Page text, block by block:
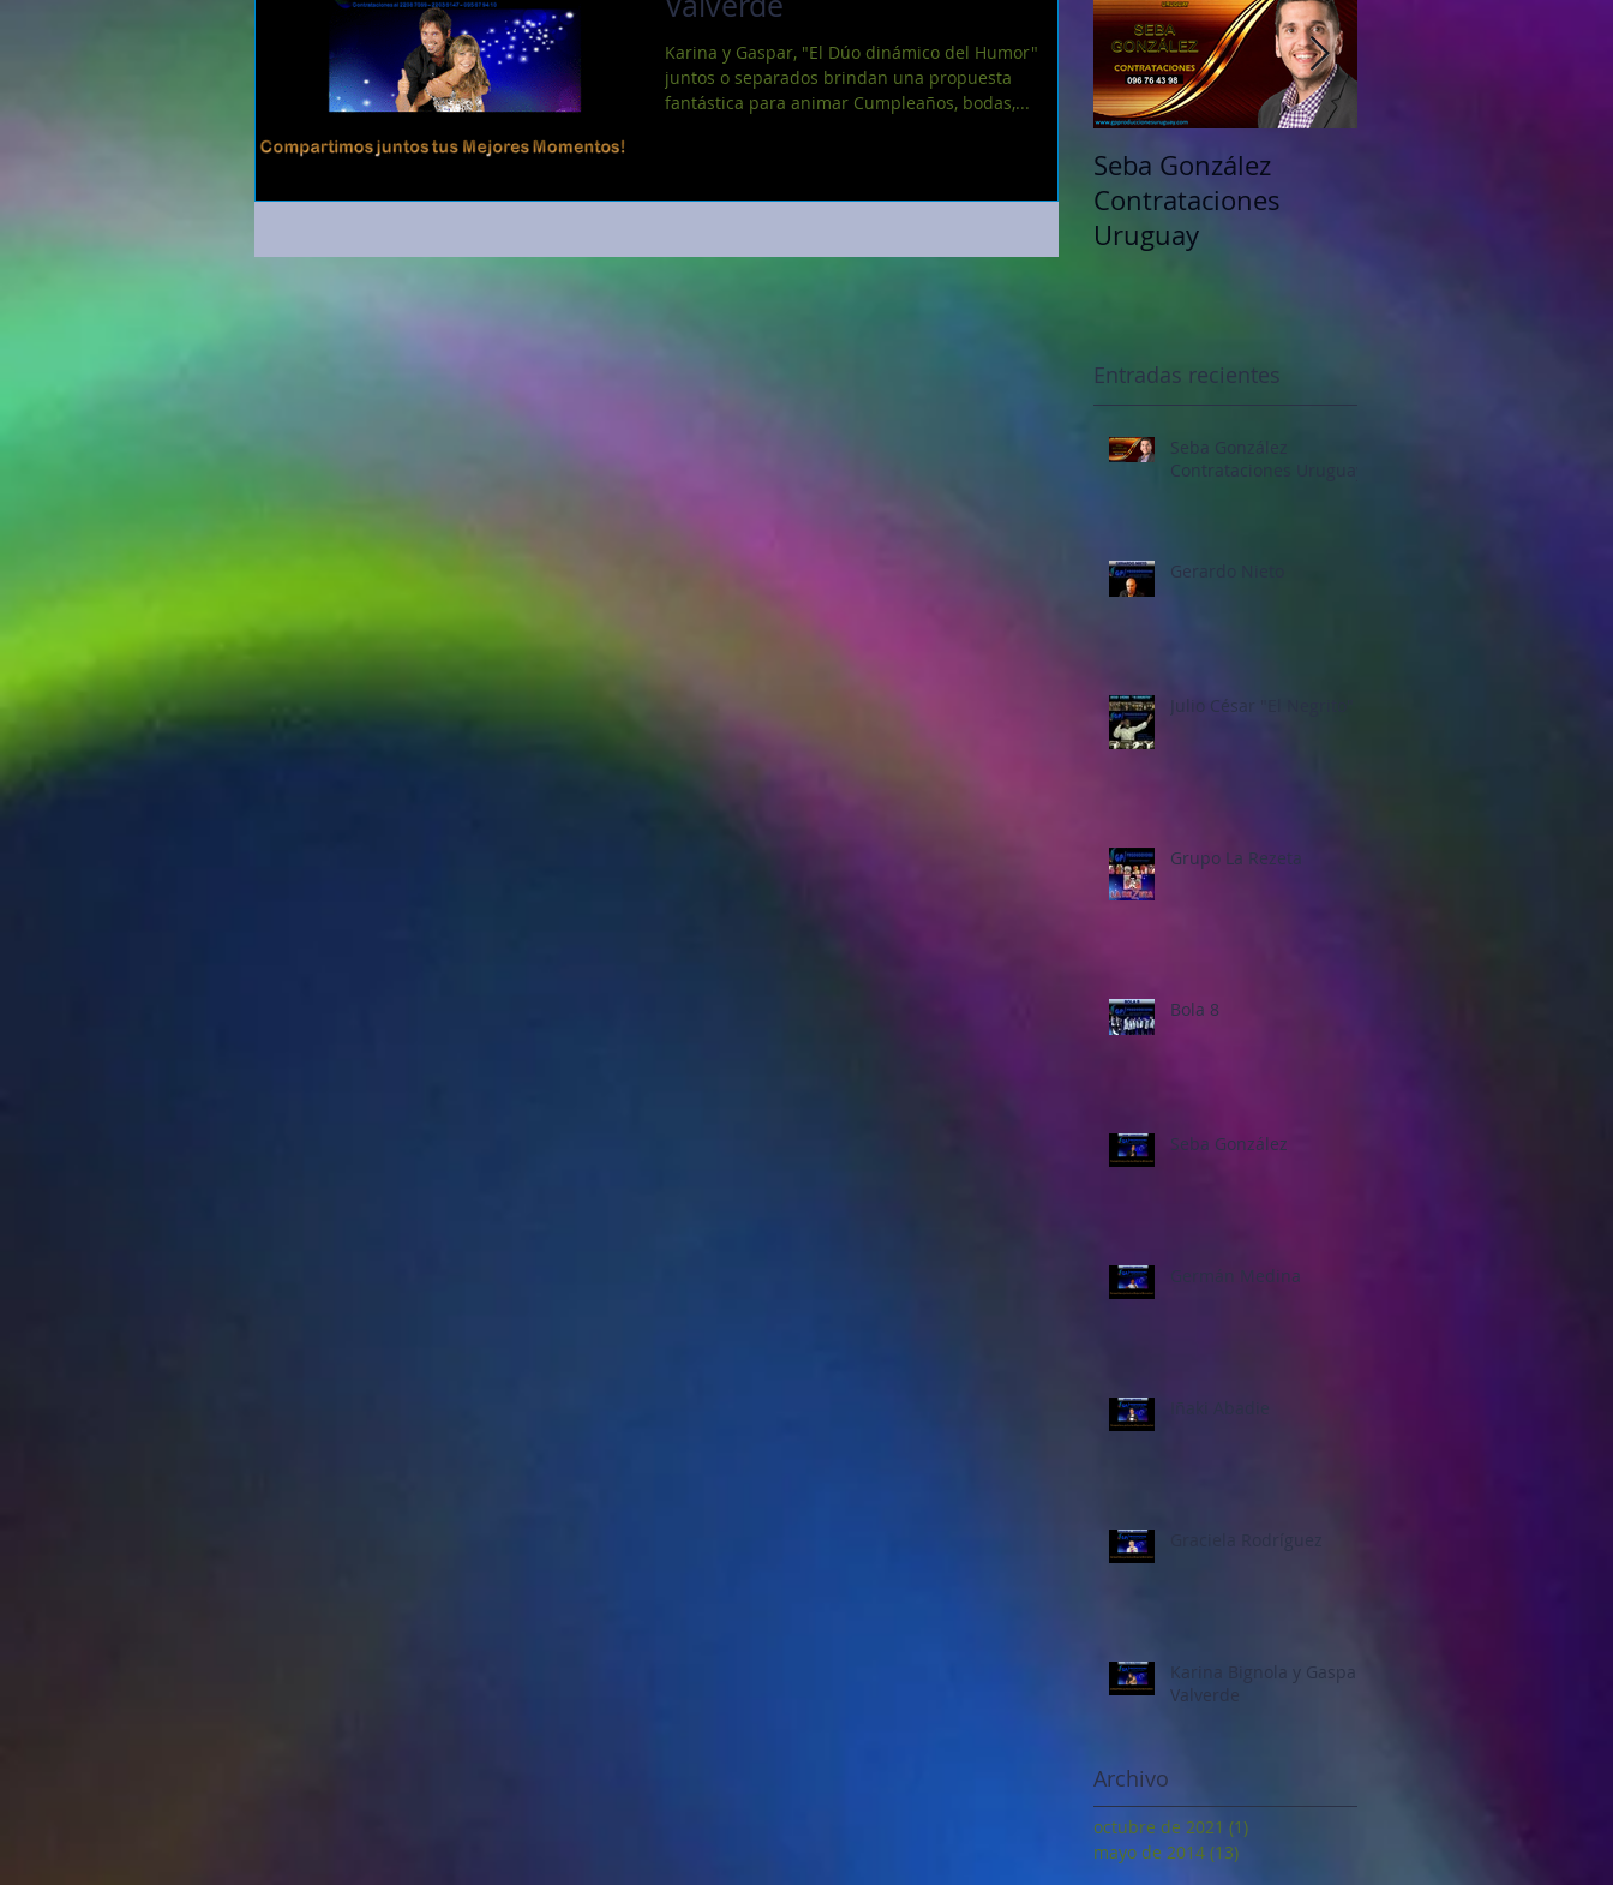
Karina y Gaspar, "El Dúo dinámico del Humor"
juntos o separados brindan una propuesta
fantástica para animar Cumpleaños, bodas,...
Seba González
Contrataciones
Uruguay
Entradas recientes
Seba González
Contrataciones Uruguay
Gerardo Nieto
Julio César "El Negrito"
Grupo La Rezeta
Bola 8
Seba González
Germán Medina
Karina Bignola y Gaspar
Valverde
Archivo
octubre de 2021 (1)
mayo de 2014 (13)